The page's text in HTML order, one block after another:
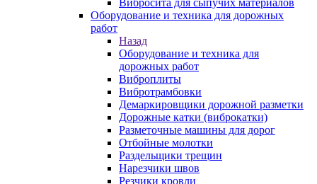
Вибросита для сыпучих материалов
Оборудование и техника для дорожных
работ
Назад
Оборудование и техника для
дорожных работ
Виброплиты
Вибротрамбовки
Демаркировщики дорожной разметки
Дорожные катки (виброкатки)
Разметочные машины для дорог
Отбойные молотки
Раздельщики трещин
Нарезчики швов
Резчики кровли